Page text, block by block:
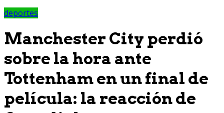
deportes
Manchester City perdió
sobre la hora ante
Tottenham en un final de
película: la reacción de